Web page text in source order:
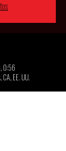
0:56
CA, EE. UU.